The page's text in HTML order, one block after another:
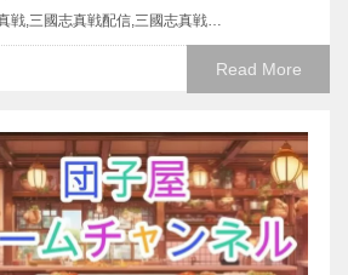
戦,三國志真戦配信,三國志真戦…
Read More